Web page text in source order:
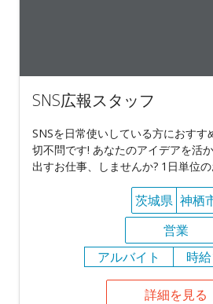
SNS広報スタッフ
SNSを日常使いしている方におすす
切不問です! あなたのアイデアを活
出すお仕事、しませんか? 1日単位
茨城県 神栖
営業
アルバイト
時
詳細を見る